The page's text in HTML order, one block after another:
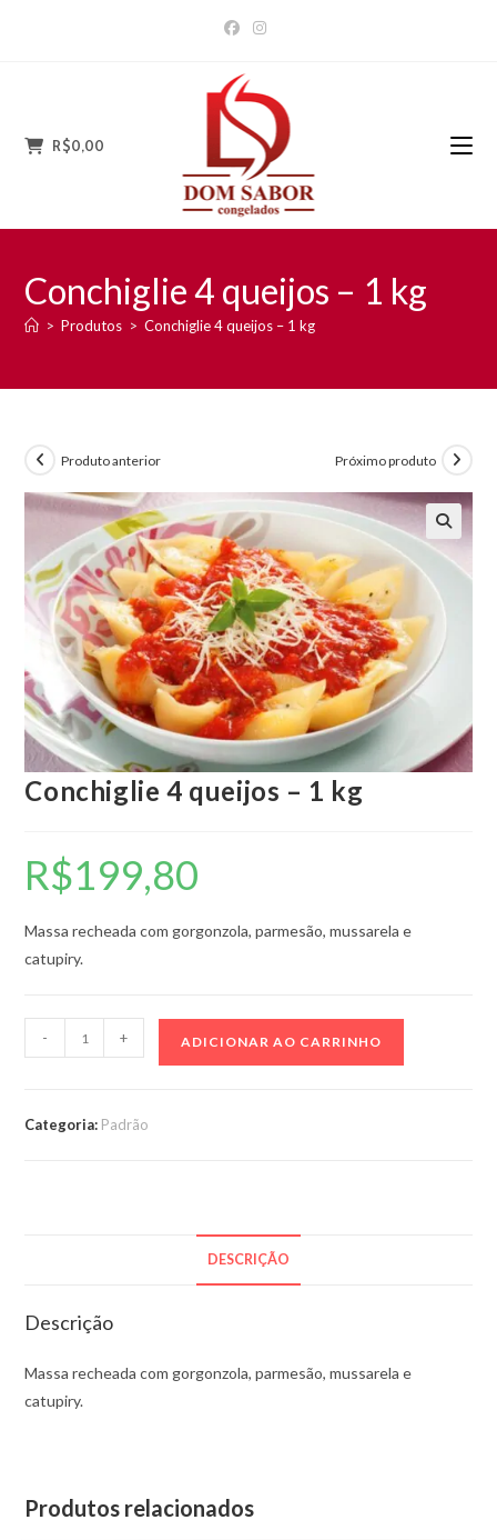
R$0,00
Conchiglie 4 queijos – 1 kg
> Produtos > Conchiglie 4 queijos – 1 kg
Produto anterior Próximo produto
🔍
Conchiglie 4 queijos – 1 kg
R$199,80
Massa recheada com gorgonzola, parmesão, mussarela e
catupiry.
Conchiglie
4
- + ADICIONAR AO CARRINHO
Categoria: Padrão
DESCRIÇÃO
Descrição
Massa recheada com gorgonzola, parmesão, mussarela e
catupiry.
Produtos relacionados